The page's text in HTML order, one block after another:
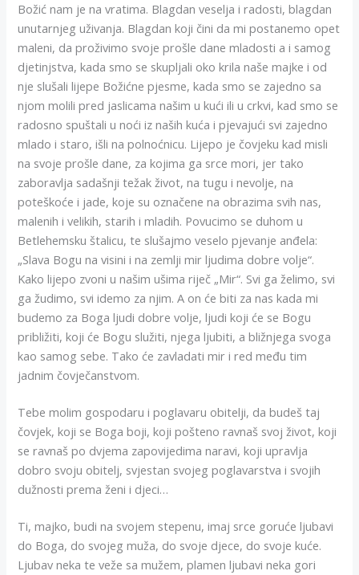
Božić nam je na vratima. Blagdan veselja i radosti, blagdan
unutarnjeg uživanja. Blagdan koji čini da mi postanemo opet
maleni, da proživimo svoje prošle dane mladosti a i samog
djetinjstva, kada smo se skupljali oko krila naše majke i od
nje slušali lijepe Božićne pjesme, kada smo se zajedno sa
njom molili pred jaslicama našim u kući ili u crkvi, kad smo se
radosno spuštali u noći iz naših kuća i pjevajući svi zajedno
mlado i staro, išli na polnoćnicu. Lijepo je čovjeku kad misli
na svoje prošle dane, za kojima ga srce mori, jer tako
zaboravlja sadašnji težak život, na tugu i nevolje, na
poteškoće i jade, koje su označene na obrazima svih nas,
malenih i velikih, starih i mladih. Povucimo se duhom u
Betlehemsku štalicu, te slušajmo veselo pjevanje anđela:
„Slava Bogu na visini i na zemlji mir ljudima dobre volje“.
Kako lijepo zvoni u našim ušima riječ „Mir“. Svi ga želimo, svi
ga žudimo, svi idemo za njim. A on će biti za nas kada mi
budemo za Boga ljudi dobre volje, ljudi koji će se Bogu
približiti, koji će Bogu služiti, njega ljubiti, a bližnjega svoga
kao samog sebe. Tako će zavladati mir i red među tim
jadnim čovječanstvom.
Tebe molim gospodaru i poglavaru obitelji, da budeš taj
čovjek, koji se Boga boji, koji pošteno ravnaš svoj život, koji
se ravnaš po dvjema zapovijedima naravi, koji upravlja
dobro svoju obitelj, svjestan svojeg poglavarstva i svojih
dužnosti prema ženi i djeci…
Ti, majko, budi na svojem stepenu, imaj srce goruće ljubavi
do Boga, do svojeg muža, do svoje djece, do svoje kuće.
Ljubav neka te veže sa mužem, plamen ljubavi neka gori